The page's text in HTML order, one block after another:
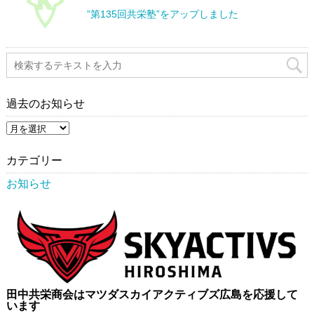
”第135回共栄塾”をアップしました
過去のお知らせ
過
去
お
知
ら
カテゴリー
お知らせ
田中共栄商会はマツダスカイアクティブズ広島を応援して
います